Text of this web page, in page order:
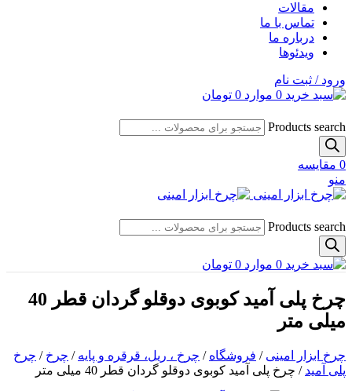
مقالات
تماس با ما
درباره ما
ویدئوها
ورود / ثبت نام
0 موارد 0 تومان
Products search
0 مقایسه
منو
Products search
0 موارد 0 تومان
چرخ پلی آمید کوبوی دوقلو گردان قطر 40
میلی متر
چرخ ابزار امینی / فروشگاه / چرخ ، ریل، قرقره و پایه / چرخ / چرخ
پلی آمید / چرخ پلی آمید کوبوی دوقلو گردان قطر 40 میلی متر